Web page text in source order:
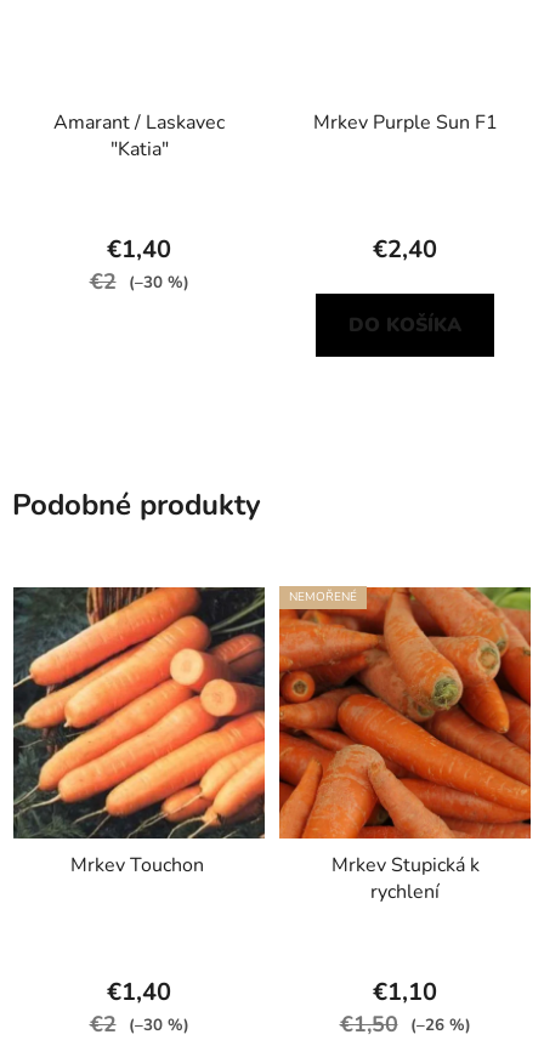
Amarant / Laskavec
"Katia"
€1,40
€2 (–30 %)
Mrkev Purple Sun F1
€2,40
DO KOŠÍKA
Podobné produkty
Mrkev Touchon
€1,40
€2 (–30 %)
NEMOŘENÉ
Mrkev Stupická k
rychlení
€1,10
€1,50 (–26 %)